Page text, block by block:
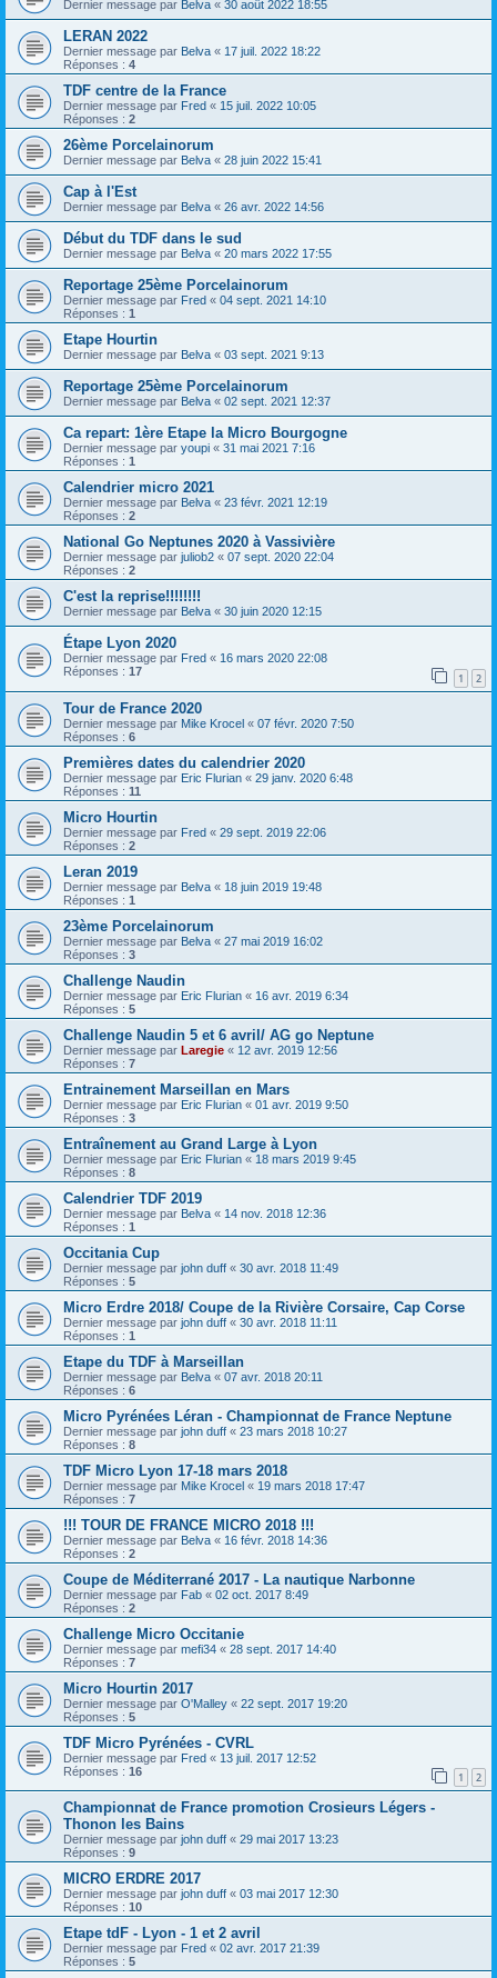
Dernier message par Belva « 30 août 2022 18:55
LERAN 2022
Dernier message par Belva « 17 juil. 2022 18:22
Réponses : 4
TDF centre de la France
Dernier message par Fred « 15 juil. 2022 10:05
Réponses : 2
26ème Porcelainorum
Dernier message par Belva « 28 juin 2022 15:41
Cap à l'Est
Dernier message par Belva « 26 avr. 2022 14:56
Début du TDF dans le sud
Dernier message par Belva « 20 mars 2022 17:55
Reportage 25ème Porcelainorum
Dernier message par Fred « 04 sept. 2021 14:10
Réponses : 1
Etape Hourtin
Dernier message par Belva « 03 sept. 2021 9:13
Reportage 25ème Porcelainorum
Dernier message par Belva « 02 sept. 2021 12:37
Ca repart: 1ère Etape la Micro Bourgogne
Dernier message par youpi « 31 mai 2021 7:16
Réponses : 1
Calendrier micro 2021
Dernier message par Belva « 23 févr. 2021 12:19
Réponses : 2
National Go Neptunes 2020 à Vassivière
Dernier message par juliob2 « 07 sept. 2020 22:04
Réponses : 2
C'est la reprise!!!!!!!!
Dernier message par Belva « 30 juin 2020 12:15
Étape Lyon 2020
Dernier message par Fred « 16 mars 2020 22:08
Réponses : 17 1 2
Tour de France 2020
Dernier message par Mike Krocel « 07 févr. 2020 7:50
Réponses : 6
Premières dates du calendrier 2020
Dernier message par Eric Flurian « 29 janv. 2020 6:48
Réponses : 11
Micro Hourtin
Dernier message par Fred « 29 sept. 2019 22:06
Réponses : 2
Leran 2019
Dernier message par Belva « 18 juin 2019 19:48
Réponses : 1
23ème Porcelainorum
Dernier message par Belva « 27 mai 2019 16:02
Réponses : 3
Challenge Naudin
Dernier message par Eric Flurian « 16 avr. 2019 6:34
Réponses : 5
Challenge Naudin 5 et 6 avril/ AG go Neptune
Dernier message par Laregie « 12 avr. 2019 12:56
Réponses : 7
Entrainement Marseillan en Mars
Dernier message par Eric Flurian « 01 avr. 2019 9:50
Réponses : 3
Entraînement au Grand Large à Lyon
Dernier message par Eric Flurian « 18 mars 2019 9:45
Réponses : 8
Calendrier TDF 2019
Dernier message par Belva « 14 nov. 2018 12:36
Réponses : 1
Occitania Cup
Dernier message par john duff « 30 avr. 2018 11:49
Réponses : 5
Micro Erdre 2018/ Coupe de la Rivière Corsaire, Cap Corse
Dernier message par john duff « 30 avr. 2018 11:11
Réponses : 1
Etape du TDF à Marseillan
Dernier message par Belva « 07 avr. 2018 20:11
Réponses : 6
Micro Pyrénées Léran - Championnat de France Neptune
Dernier message par john duff « 23 mars 2018 10:27
Réponses : 8
TDF Micro Lyon 17-18 mars 2018
Dernier message par Mike Krocel « 19 mars 2018 17:47
Réponses : 7
!!! TOUR DE FRANCE MICRO 2018 !!!
Dernier message par Belva « 16 févr. 2018 14:36
Réponses : 2
Coupe de Méditerrané 2017 - La nautique Narbonne
Dernier message par Fab « 02 oct. 2017 8:49
Réponses : 2
Challenge Micro Occitanie
Dernier message par mefi34 « 28 sept. 2017 14:40
Réponses : 7
Micro Hourtin 2017
Dernier message par O'Malley « 22 sept. 2017 19:20
Réponses : 5
TDF Micro Pyrénées - CVRL
Dernier message par Fred « 13 juil. 2017 12:52
Réponses : 16 1 2
Championnat de France promotion Crosieurs Légers -
Thonon les Bains
Dernier message par john duff « 29 mai 2017 13:23
Réponses : 9
MICRO ERDRE 2017
Dernier message par john duff « 03 mai 2017 12:30
Réponses : 10
Etape tdF - Lyon - 1 et 2 avril
Dernier message par Fred « 02 avr. 2017 21:39
Réponses : 5